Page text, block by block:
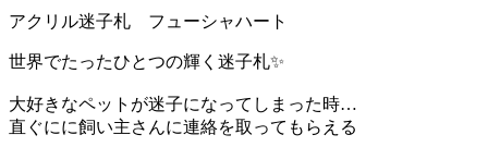
アクリル迷子札 フューシャハート
世界でたったひとつの輝く迷子札✨
大好きなペットが迷子になってしまった時…
直ぐにに飼い主さんに連絡を取ってもらえる